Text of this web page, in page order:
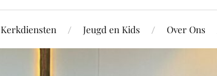
Kerkdiensten Jeugd en Kids Over Ons